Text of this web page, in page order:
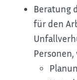
Beratung
für den
Personen